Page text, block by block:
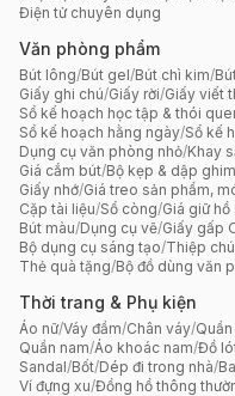
Điện tử chuyên dụng
Văn phòng phẩm
Bút lông/Bút gel/Bút chì kim/
Giấy ghi chú/Giấy rời/Giấy viết
Sổ kế hoạch học tập & thói
Sổ kế hoạch hằng ngày/Sổ kế
Dụng cụ văn phòng nhỏ/Khay
Giá cắm bút/Bộ kẹp & dập ghim
Giấy nhớ/Giá treo sản phẩm,
Cặp tài liệu/Sổ còng/Giá giữ hồ
Bút màu/Dụng cụ vẽ/Giấy gấp
Bộ dụng cụ sáng tạo/Thiệp
Thẻ quà tặng/Bộ đồ dùng văn
Thời trang & Phụ kiện
Áo nữ/Váy đầm/Chân váy/
Quần nam/Áo khoác nam/Đồ
Sandal/Bốt/Dép đi trong nhà/
Ví đựng xu/Đồng hồ thông